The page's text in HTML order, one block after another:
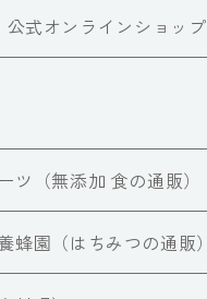
公式オンラインショップ
ツ（無添加 食の通販）
蜂園（はちみつの通販）